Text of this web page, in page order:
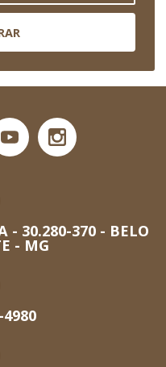
- 30.280-370 - BELO
- MG